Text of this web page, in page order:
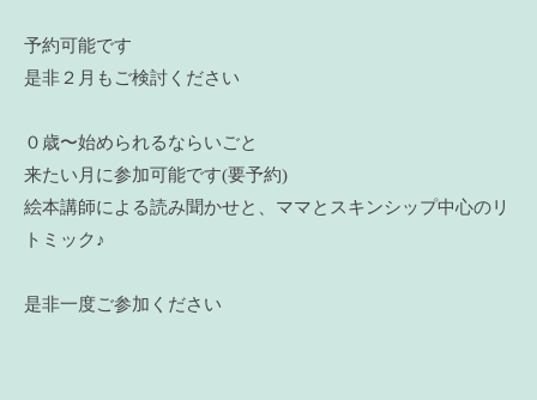
予約可能です
是非２月もご検討ください
０歳〜始められるならいごと
来たい月に参加可能です(要予約)
絵本講師による読み聞かせと、ママとスキンシップ中心のリ
トミック♪
是非一度ご参加ください